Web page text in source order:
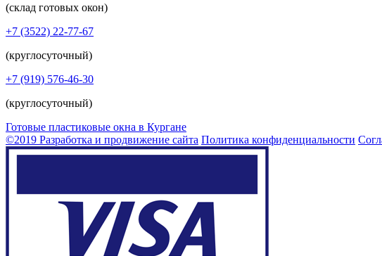
(склад готовых окон)
+7 (3522) 22-77-67
(круглосуточный)
+7 (919) 576-46-30
(круглосуточный)
Готовые пластиковые окна в Кургане
©2019 Разработка и продвижение сайта Политика конфиденциальности